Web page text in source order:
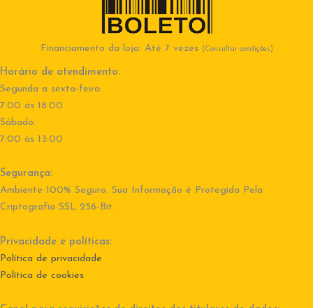
Financiamento da loja: Até 7 vezes (Consultar condições)
Horário de atendimento:
Segunda a sexta-feira:
7:00 às 18:00
Sábado:
7:00 às 13:00
Segurança:
Ambiente 100% Seguro. Sua Informação é Protegida Pela
Criptografia SSL 256-Bit.
Privacidade e políticas:
Política de privacidade
Política de cookies